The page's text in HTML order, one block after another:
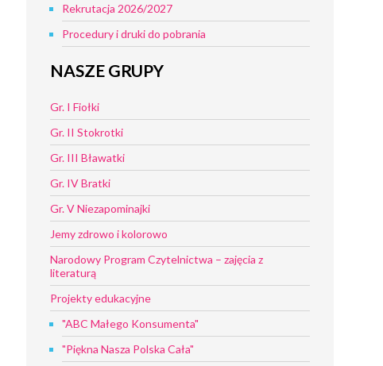
Rekrutacja 2026/2027
Procedury i druki do pobrania
NASZE GRUPY
Gr. I Fiołki
Gr. II Stokrotki
Gr. III Bławatki
Gr. IV Bratki
Gr. V Niezapominajki
Jemy zdrowo i kolorowo
Narodowy Program Czytelnictwa – zajęcia z
literaturą
Projekty edukacyjne
"ABC Małego Konsumenta"
"Piękna Nasza Polska Cała"